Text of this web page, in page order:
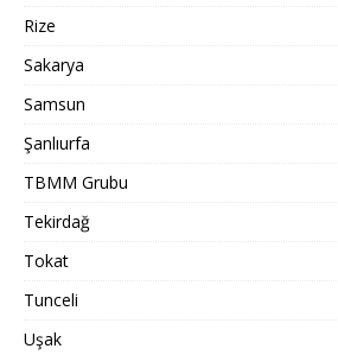
Rize
Sakarya
Samsun
Şanlıurfa
TBMM Grubu
Tekirdağ
Tokat
Tunceli
Uşak